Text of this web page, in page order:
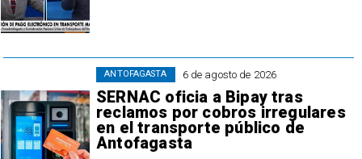
6 de agosto de 2026
SERNAC oficia a Bipay tras
reclamos por cobros irregulares
en el transporte público de
Antofagasta
ANTOFAGASTA